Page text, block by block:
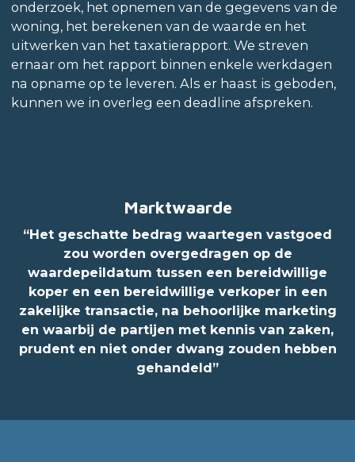
onderzoek, het opnemen van de gegevens van de
woning, het berekenen van de waarde en het
uitwerken van het taxatierapport. We streven
ernaar om het rapport binnen enkele werkdagen
na opname op te leveren. Als er haast is geboden,
kunnen we in overleg een deadline afspreken.
Marktwaarde
“Het geschatte bedrag waartegen vastgoed
zou worden overgedragen op de
waardepeildatum tussen een bereidwillige
koper en een bereidwillige verkoper in een
zakelijke transactie, na behoorlijke marketing
en waarbij de partijen met kennis van zaken,
prudent en niet onder dwang zouden hebben
gehandeld”